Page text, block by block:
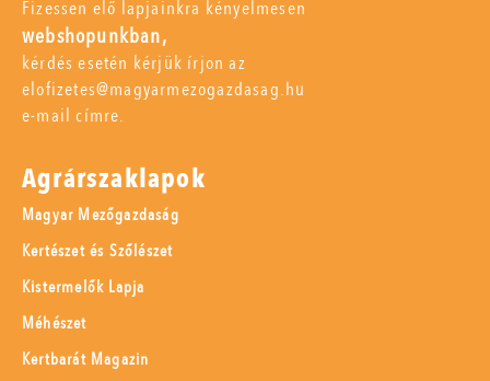
Fizessen elő lapjainkra kényelmesen
webshopunkban,
kérdés esetén kérjük írjon az
elofizetes@magyarmezogazdasag.hu
e-mail címre.
Agrárszaklapok
Magyar Mezőgazdaság
Kertészet és Szőlészet
Kistermelők Lapja
Méhészet
Kertbarát Magazin